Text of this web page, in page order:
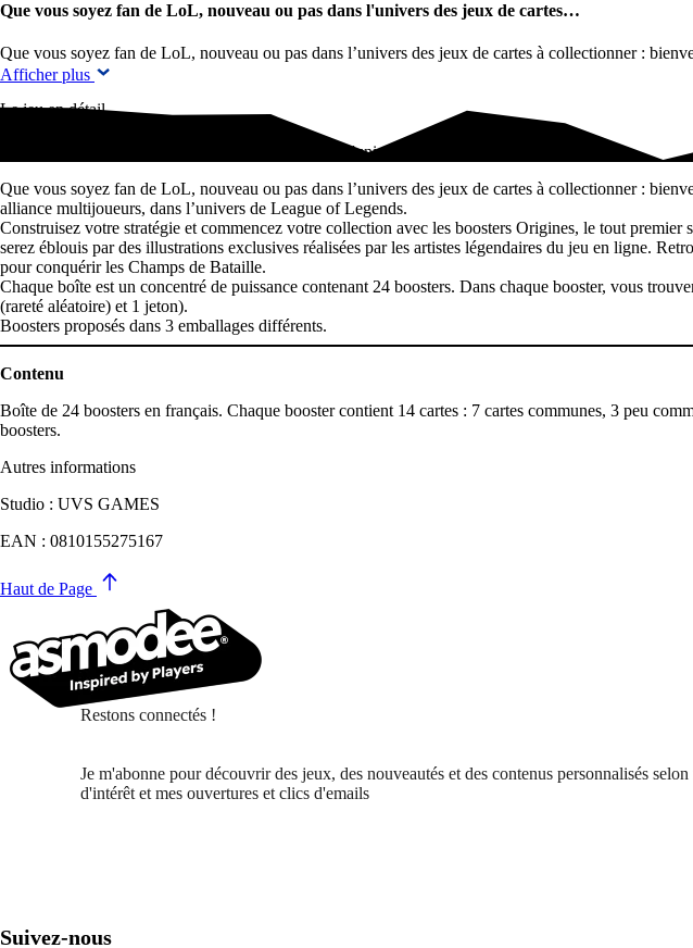
Que vous soyez fan de LoL, nouveau ou pas dans l'univers des jeux de cartes…
Que vous soyez fan de LoL, nouveau ou pas dans l’univers des jeux de cartes à collectionner :
Afficher plus
Le jeu en détail
Que vous soyez fan de LoL, nouveau ou pas dans l'univers des jeux de cartes…
Que vous soyez fan de LoL, nouveau ou pas dans l’univers des jeux de cartes à collectionner :
alliance multijoueurs, dans l’univers de League of Legends.
Construisez votre stratégie et commencez votre collection avec les boosters Origines, le tout
serez éblouis par des illustrations exclusives réalisées par les artistes légendaires du jeu en ligne.
pour conquérir les Champs de Bataille.
Chaque boîte est un concentré de puissance contenant 24 boosters. Dans chaque booster, vous
(rareté aléatoire) et 1 jeton).
Boosters proposés dans 3 emballages différents.
Contenu
Boîte de 24 boosters en français. Chaque booster contient 14 cartes : 7 cartes communes, 3 peu
boosters.
Autres informations
Studio : UVS GAMES
EAN : 0810155275167
Haut de Page
Restons connectés !
Je m'abonne pour découvrir des jeux, des nouveautés et des contenus personnalisés selon
d'intérêt et mes ouvertures et clics d'emails
Suivez-nous